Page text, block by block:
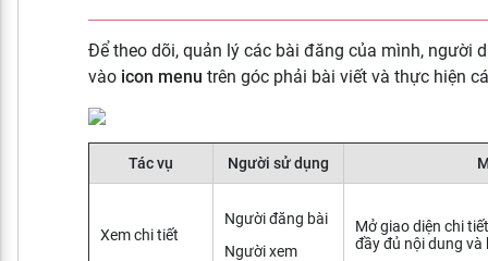
Để theo dõi, quản lý các bài đăng của mình, người
vào icon menu trên góc phải bài viết và thực hiện
Tác vụ Người sử dụng
Xem chi tiết
Người đăng bài
Người xem
Mở giao diện chi
đầy đủ nội dung và